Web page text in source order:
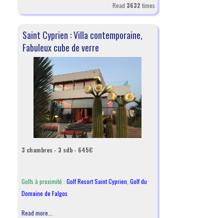
Read 3632 times
Saint Cyprien : Villa contemporaine,
Fabuleux cube de verre
3 chambres - 3 sdb - 645€
Golfs à proximité : Golf Resort Saint Cyprien, Golf du
Domaine de Falgos
Read more...